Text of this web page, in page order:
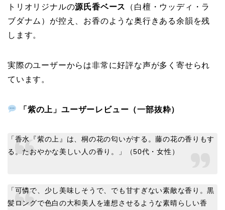
トリオリジナルの源氏香ベース
（白檀・ウッディ・ラ
ブダナム）が控え、お香のような奥行きある余韻を残
します。
実際のユーザーからは非常に好評な声が多く寄せられ
ています。
「紫の上」ユーザーレビュー（一部抜粋）
「香水『紫の上』は、桐の花の匂いがする。藤の花の香りもす
る。たおやかな美しい人の香り。」（50代・女性）
「可憐で、少し美味しそうで、でも甘すぎない素敵な香り。黒
髪ロングで色白の大和美人を連想させるような素晴らしい香